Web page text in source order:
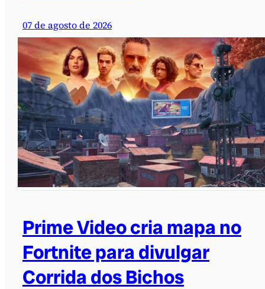
07 de agosto de 2026
Prime Video cria mapa no
Fortnite para divulgar
Corrida dos Bichos